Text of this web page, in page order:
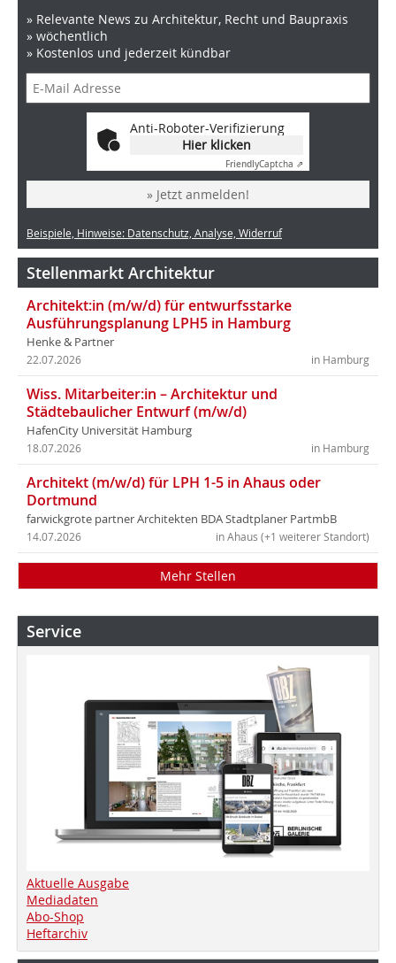
» Relevante News zu Architektur, Recht und Baupraxis
» wöchentlich
» Kostenlos und jederzeit kündbar
Anti-Roboter-Verifizierung
Hier klicken
FriendlyCaptcha ⇗
» Jetzt anmelden!
Beispiele, Hinweise: Datenschutz, Analyse, Widerruf
Stellenmarkt Architektur
Architekt:in (m/w/d) für entwurfsstarke
Ausführungsplanung LPH5 in Hamburg
Henke & Partner
in Hamburg
22.07.2026
Wiss. Mitarbeiter:in – Architektur und
Städtebaulicher Entwurf (m/w/d)
HafenCity Universität Hamburg
in Hamburg
18.07.2026
Architekt (m/w/d) für LPH 1-5 in Ahaus oder
Dortmund
farwickgrote partner Architekten BDA Stadtplaner PartmbB
in Ahaus (+1 weiterer Standort)
14.07.2026
Mehr Stellen
Service
Aktuelle Ausgabe
Mediadaten
Abo-Shop
Heftarchiv